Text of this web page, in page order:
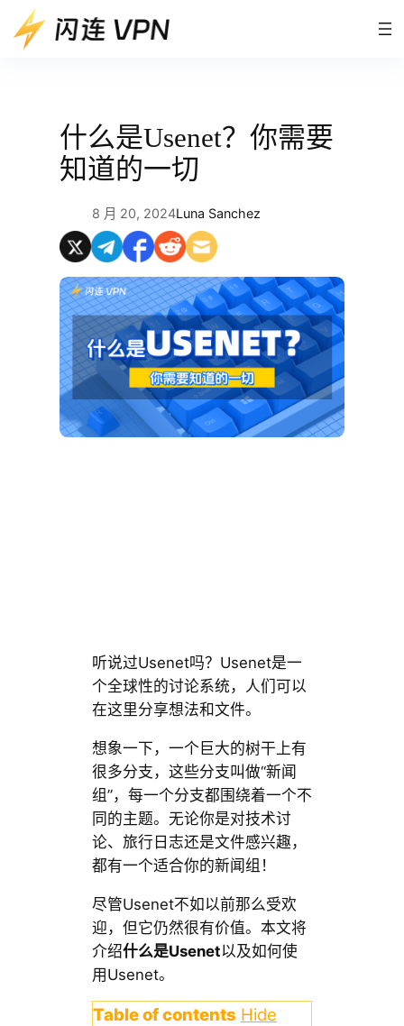
至
什么是Usenet？你需要
知道的一切
8 月 20, 2024Luna Sanchez
听说过Usenet吗？Usenet是一
个全球性的讨论系统，人们可以
在这里分享想法和文件。
想象一下，一个巨大的树干上有
很多分支，这些分支叫做“新闻
组”，每一个分支都围绕着一个不
同的主题。无论你是对技术讨
论、旅行日志还是文件感兴趣，
都有一个适合你的新闻组！
尽管Usenet不如以前那么受欢
迎，但它仍然很有价值。本文将
介绍什么是Usenet以及如何使
用Usenet。
Table of contents Hide